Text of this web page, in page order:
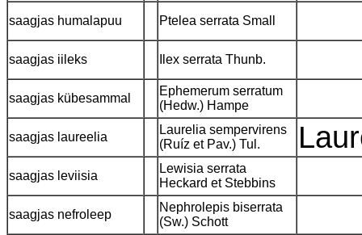
saagjas humalapuu Ptelea serrata Small
saagjas iileks Ilex serrata Thunb.
saagjas kübesammal
Ephemerum serratum
(Hedw.) Hampe
saagjas laureelia
Laurelia sempervirens
(Ruíz et Pav.) Tul.
saagjas leviisia
Lewisia serrata
Heckard et Stebbins
saagjas nefroleep
Nephrolepis biserrata
(Sw.) Schott